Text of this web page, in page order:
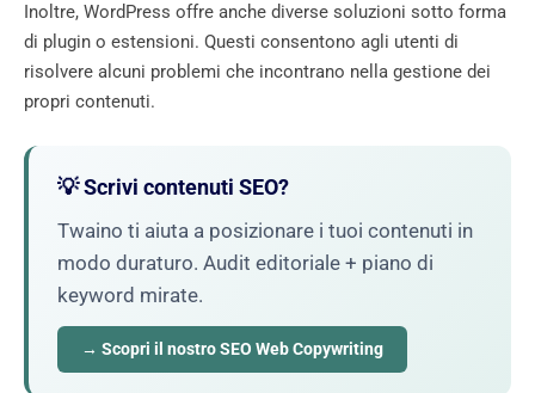
Inoltre, WordPress offre anche diverse soluzioni sotto forma
di plugin o estensioni. Questi consentono agli utenti di
risolvere alcuni problemi che incontrano nella gestione dei
propri contenuti.
💡 Scrivi contenuti SEO?
Twaino ti aiuta a posizionare i tuoi contenuti in
modo duraturo. Audit editoriale + piano di
keyword mirate.
→ Scopri il nostro SEO Web Copywriting